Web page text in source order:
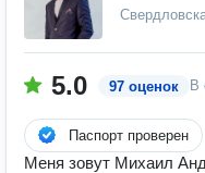
5.0 97 оценок В
Паспорт проверен
Меня зовут Михаил